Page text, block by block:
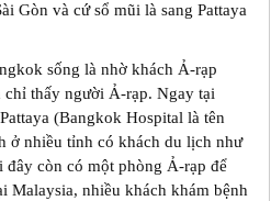
Gòn và cứ sổ mũi là sang Pattaya
sống là nhờ khách Ả-rạp
thấy người Ả-rạp. Ngay tại
(Bangkok Hospital là tên
ở nhiều tỉnh có khách du lịch như
còn có một phòng Ả-rạp để
Malaysia, nhiều khách khám bệnh